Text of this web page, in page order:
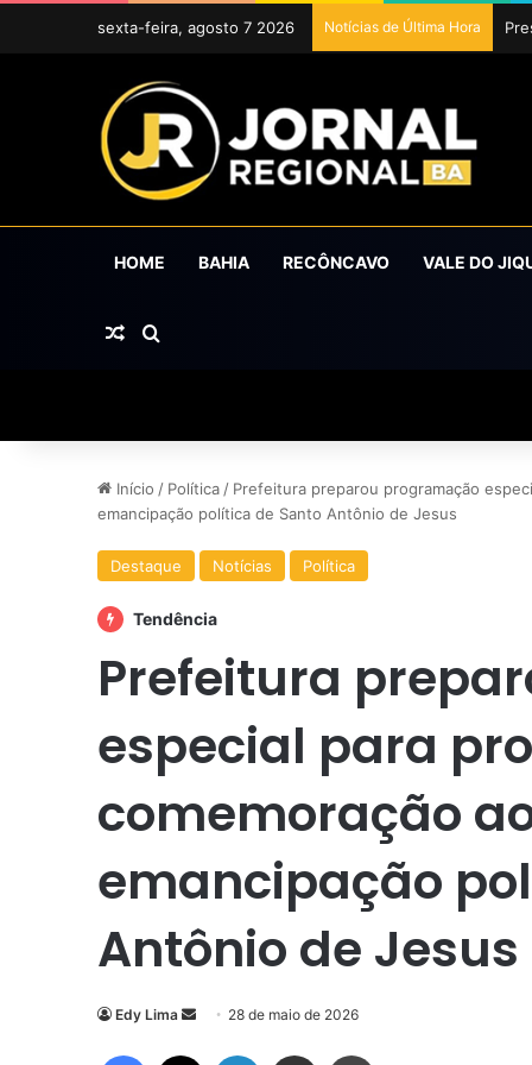
sexta-feira, agosto 7 2026 Notícias de Última Hora
HOME BAHIA RECÔNCAVO VALE DO
Artigo aleatório
Procurar por
Início / Política / Prefeitura preparou programação
emancipação política de Santo Antônio de Jesus
Destaque Notícias Política
Tendência
Prefeitura
especial para
comemoração
emancipação
Antônio de Jesus
Edy Lima
Mande28 de maio de 2026
Facebook Linkedin Compartilhar via e-mail